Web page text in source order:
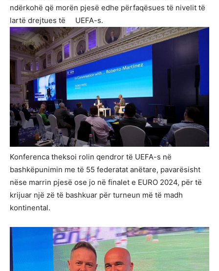
ndërkohë që morën pjesë edhe përfaqësues të nivelit të
lartë drejtues të UEFA-s.
Konferenca theksoi rolin qendror të UEFA-s në
bashkëpunimin me të 55 federatat anëtare, pavarësisht
nëse marrin pjesë ose jo në finalet e EURO 2024, për të
krijuar një zë të bashkuar për turneun më të madh
kontinental.